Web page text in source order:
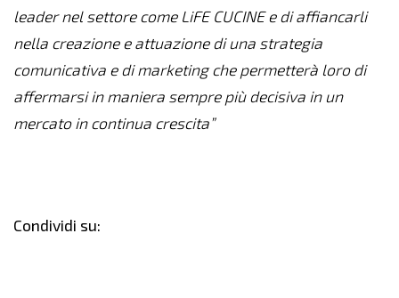
leader nel settore come LiFE CUCINE e di affiancarli
nella creazione e attuazione di una strategia
comunicativa e di marketing che permetterà loro di
affermarsi in maniera sempre più decisiva in un
mercato in continua crescita”
Condividi su: